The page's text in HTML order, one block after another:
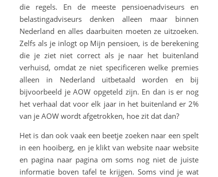
die regels. En de meeste pensioenadviseurs en
belastingadviseurs denken alleen maar binnen
Nederland en alles daarbuiten moeten ze uitzoeken.
Zelfs als je inlogt op Mijn pensioen, is de berekening
die je ziet niet correct als je naar het buitenland
verhuisd, omdat ze niet specificeren welke premies
alleen in Nederland uitbetaald worden en bij
bijvoorbeeld je AOW opgeteld zijn. En dan is er nog
het verhaal dat voor elk jaar in het buitenland er 2%
van je AOW wordt afgetrokken, hoe zit dat dan?
Het is dan ook vaak een beetje zoeken naar een spelt
in een hooiberg, en je klikt van website naar website
en pagina naar pagina om soms nog niet de juiste
informatie boven tafel te krijgen. Soms vind je wat